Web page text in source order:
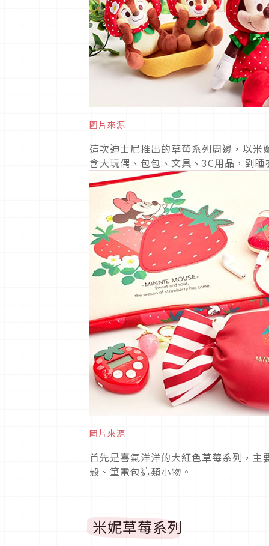
圖片來源
這次迪士尼推出的草莓系列周邊，以
含大玩偶、包包、文具、3C用品，到
圖片來源
首先是喜氣洋洋的大紅色草莓系列，
殼、筆電包這類小物。
米妮草莓系列